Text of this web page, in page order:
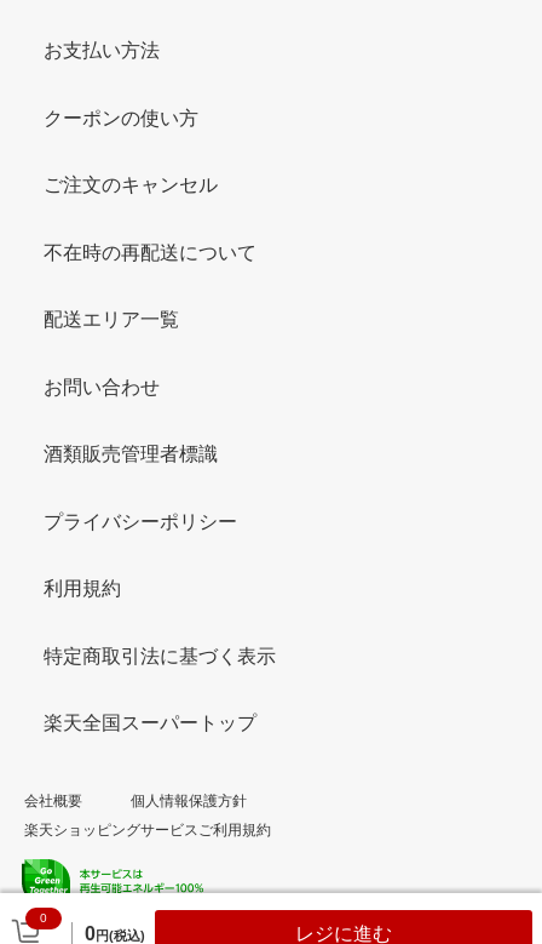
0
0円(税込) レジに進む
お支払い方法
クーポンの使い方
ご注文のキャンセル
不在時の再配送について
配送エリア一覧
お問い合わせ
酒類販売管理者標識
プライバシーポリシー
利用規約
特定商取引法に基づく表示
楽天全国スーパートップ
会社概要
個人情報保護方針
楽天ショッピングサービスご利用規約
© Rakuten Group, Inc.